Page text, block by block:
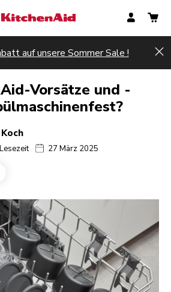
auf unsere Sommer Sale !
Vorsätze und -
27 März 2025